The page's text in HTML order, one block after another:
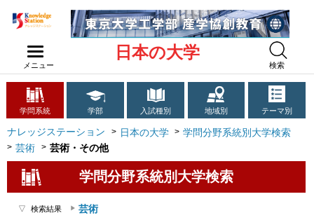
メニュー
日本の大学
検索
学問系統 学部 入試種別 地域別 テーマ別
ナレッジステーション 日本の大学
学問分野系統別大学検索
芸術
芸術・その他
学問分野系統別大学検索
検索結果 芸術